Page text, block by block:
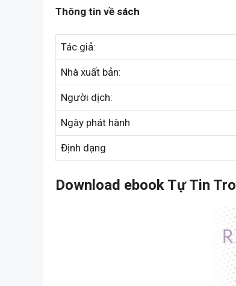
Thông tin về sách
Tác giả:
Nhà xuất bản:
Người dịch:
Ngày phát hành
Định dạng
Download ebook Tự Tin